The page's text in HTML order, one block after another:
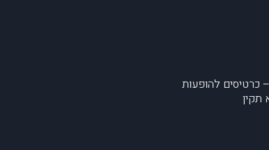
כרטיסים להופעות
תקין